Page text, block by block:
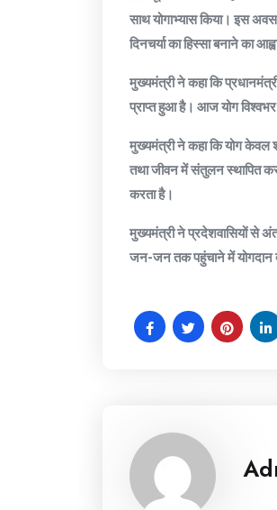
साथ योगाभ्यास किया। इस
दिनचर्या का हिस्सा बनाने का
मुख्यमंत्री ने कहा कि
प्राप्त हुआ है। आज योग विश्वभर
मुख्यमंत्री ने कहा कि योग केवल
तथा जीवन में संतुलन स्थापित
करता है।
मुख्यमंत्री ने प्रदेशवासियों से
जन-जन तक पहुंचाने में योगदान